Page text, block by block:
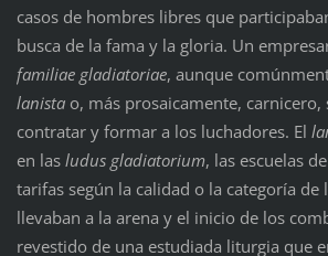
casos de hombres libres que
busca de la fama y la gloria. Un
familiae gladiatoriae, aunque
lanistao, más prosaicamente, carnicero,
contratar y formar a los luchadores. El
en las ludus gladiatorium, las escuelas
tarifas según la calidad o la categoría de
llevaban a la arena y el inicio de los
revestido de una estudiada liturgia que